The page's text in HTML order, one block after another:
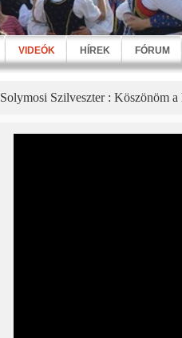
VIDEÓK HÍREK FÓRUM
Solymosi Szilveszter : Köszönöm a